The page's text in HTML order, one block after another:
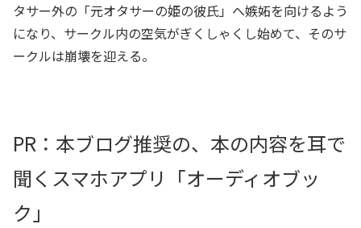
タサー外の「元オタサーの姫の彼氏」へ嫉妬を向けるよう
になり、サークル内の空気がぎくしゃくし始めて、そのサ
ークルは崩壊を迎える。
PR：本ブログ推奨の、本の内容を耳で
聞くスマホアプリ「オーディオブッ
ク」